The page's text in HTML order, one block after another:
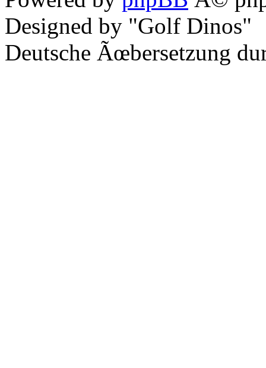
Designed by "Golf Dinos"
Deutsche Ãœbersetzung